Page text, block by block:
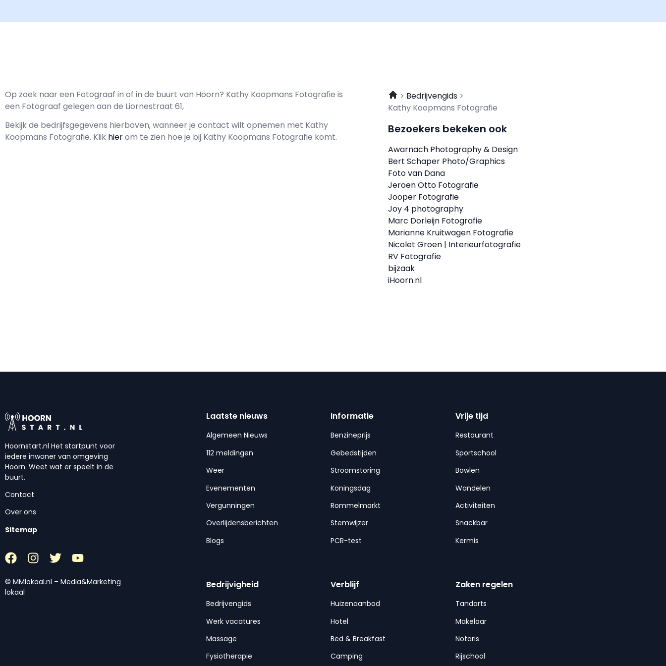
Op zoek naar een Fotograaf in of in de buurt van Hoorn? Kathy Koopmans Fotografie is
een Fotograaf gelegen aan de Liornestraat 61,
Bekijk de bedrijfsgegevens hierboven, wanneer je contact wilt opnemen met Kathy
Koopmans Fotografie. Klik hierom te zien hoe je bij Kathy Koopmans Fotografie komt.
Bedrijvengids
Kathy Koopmans Fotografie
Bezoekers bekeken ook
Awarnach Photography & Design
Bert Schaper Photo/Graphics
Foto van Dana
Jeroen Otto Fotografie
Jooper Fotografie
Joy 4 photography
Marc Dorleijn Fotografie
Marianne Kruitwagen Fotografie
Nicolet Groen | Interieurfotografie
RV Fotografie
bijzaak
iHoorn.nl
Hoornstart.nl Het startpunt voor
iedere inwoner van omgeving
Hoorn. Weet wat er speelt in de
buurt.
Contact
Over ons
Sitemap
© MMlokaal.nl – Media&Marketing
lokaal
Laatste nieuws
Algemeen Nieuws
112 meldingen
Weer
Evenementen
Vergunningen
Overlijdensberichten
Blogs
Informatie
Benzineprijs
Gebedstijden
Stroomstoring
Koningsdag
Rommelmarkt
Stemwijzer
PCR-test
Vrije tijd
Restaurant
Sportschool
Bowlen
Wandelen
Activiteiten
Snackbar
Kermis
Bedrijvigheid
Bedrijvengids
Werk vacatures
Massage
Fysiotherapie
Verblijf
Huizenaanbod
Hotel
Bed & Breakfast
Camping
Zaken regelen
Tandarts
Makelaar
Notaris
Rijschool